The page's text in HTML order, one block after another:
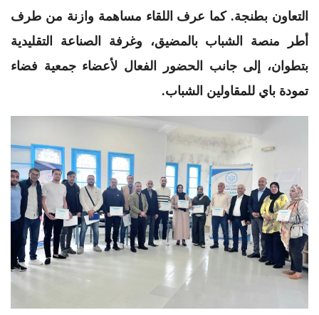
التعاون بطنجة. كما عرف اللقاء مساهمة وازنة من طرف
أطر منصة الشباب بالمضيق، وغرفة الصناعة التقليدية
بتطوان، إلى جانب الحضور الفعال لأعضاء جمعية فضاء
تمودة باي للمقاولين الشباب.